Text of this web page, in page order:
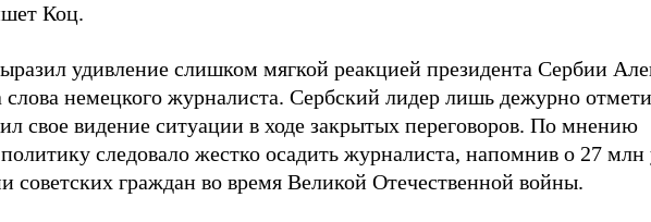
Коц.
удивление слишком мягкой реакцией президента Сербии
слова немецкого журналиста. Сербский лидер лишь дежурно
свое видение ситуации в ходе закрытых переговоров. По мнению
следовало жестко осадить журналиста, напомнив о 27
советских граждан во время Великой Отечественной войны.